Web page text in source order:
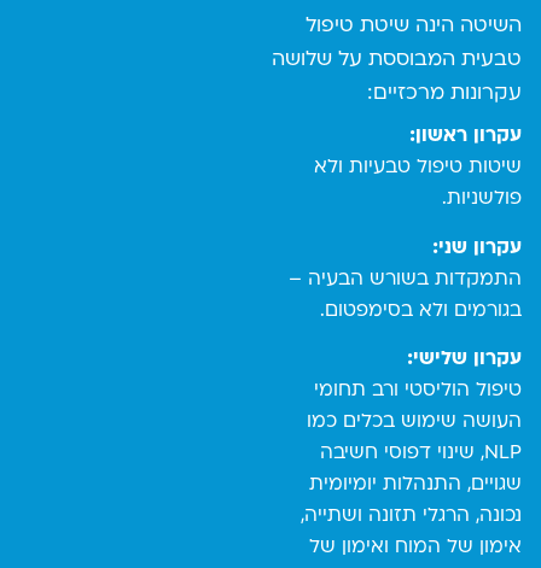
השיטה הינה שיטת טיפול
טבעית המבוססת על שלושה
עקרונות מרכזיים:
עקרון ראשון:
שיטות טיפול טבעיות ולא
פולשניות.
עקרון שני:
התמקדות בשורש הבעיה –
בגורמים ולא בסימפטום.
עקרון שלישי:
טיפול הוליסטי ורב תחומי
העושה שימוש בכלים כמו
NLP, שינוי דפוסי חשיבה
שגויים, התנהלות יומיומית
נכונה, הרגלי תזונה ושתייה,
אימון של המוח ואימון של